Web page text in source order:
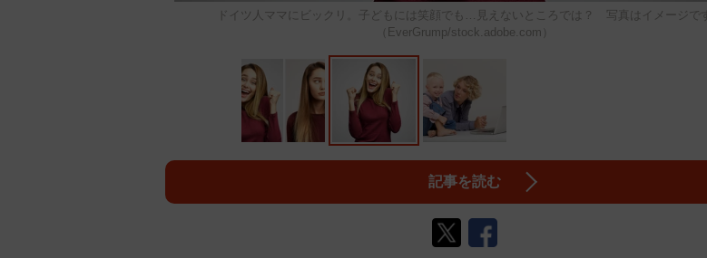
ドイツ人ママにビックリ。子どもには笑顔でも…見えないところでは？ 写真はイメージです
（EverGrump/stock.adobe.com）
記事を読む